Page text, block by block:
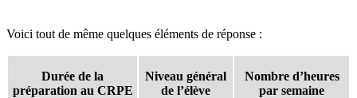
Voici tout de même quelques éléments de réponse :
Durée de la
préparation au CRPE
Niveau général
de l’élève
Nombre d’heures
par semaine